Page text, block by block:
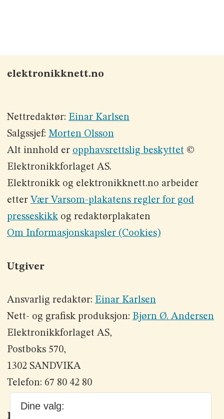
elektronikknett.no
Nettredaktør: Einar Karlsen
Salgssjef: Morten Olsson
Alt innhold er opphavsrettslig beskyttet©
Elektronikkforlaget AS.
Elektronikk og elektronikknett.no arbeider
etter Vær Varsom-plakatens regler for god
presseskikkog redaktørplakaten
Om Informasjonskapsler (Cookies)
Utgiver
Ansvarlig redaktør: Einar Karlsen
Nett- og grafisk produksjon: Bjørn Ø. Andersen
Elektronikkforlaget AS,
Postboks 570,
1302 SANDVIKA
Telefon: 67 80 42 80
Kontakt oss
Dine valg: